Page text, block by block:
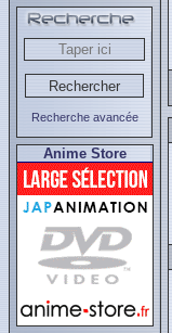
Recherche avancée
Anime Store